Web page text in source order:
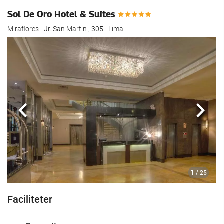
Sol De Oro Hotel & Suites
Miraflores - Jr. San Martin , 305 - Lima
1 / 25
Previous
Faciliteter